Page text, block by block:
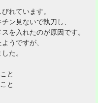
れています。
ン見ないで執刀し、
を入れたのが原因です。
うですが、
た。
と
と